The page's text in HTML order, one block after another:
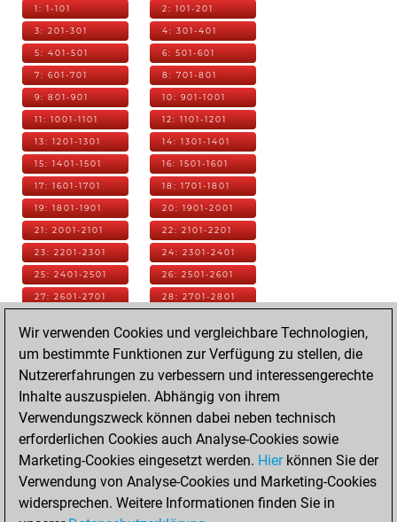
1: 1-101 2: 101-201
3: 201-301 4: 301-401
5: 401-501 6: 501-601
7: 601-701 8: 701-801
9: 801-901 10: 901-1001
11: 1001-1101 12: 1101-1201
13: 1201-1301 14: 1301-1401
15: 1401-1501 16: 1501-1601
17: 1601-1701 18: 1701-1801
19: 1801-1901 20: 1901-2001
21: 2001-2101 22: 2101-2201
23: 2201-2301 24: 2301-2401
25: 2401-2501 26: 2501-2601
27: 2601-2701 28: 2701-2801
31: 3001-3101 32: 3101-3201
38: 3701-3801
43: 4201-4301 44: 4301-4401
45: 4401-4501 46: 4501-4601
47: 4601-4701 48: 4701-4801
Wir verwenden Cookies und vergleichbare Technologien,
um bestimmte Funktionen zur Verfügung zu stellen, die
Nutzererfahrungen zu verbessern und interessengerechte
Inhalte auszuspielen. Abhängig von ihrem
Verwendungszweck können dabei neben technisch
erforderlichen Cookies auch Analyse-Cookies sowie
Marketing-Cookies eingesetzt werden. Hierkönnen Sie der
Verwendung von Analyse-Cookies und Marketing-Cookies
widersprechen. Weitere Informationen finden Sie in